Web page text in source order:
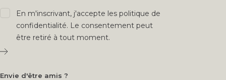
En m'inscrivant, j'accepte les politique de
confidentialité. Le consentement peut
être retiré à tout moment.
Envie d'être amis ?